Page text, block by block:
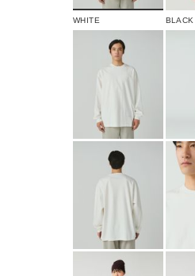
WHITE BLACK